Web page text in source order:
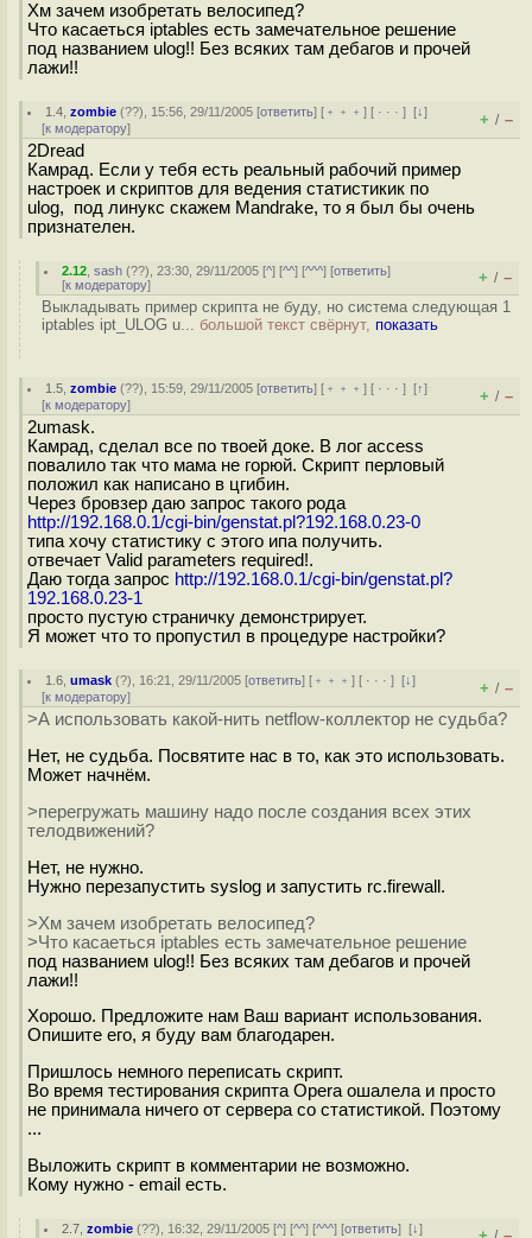
Хм зачем изобретать велосипед?
Что касаеться iptables есть замечательное решение
под названием ulog!! Без всяких там дебагов и прочей
лажи!!
1.4 ,zombie (??), 15:56, 29/11/2005 [ответить] [ ﹢﹢﹢] [ · · ·][↓]
[к модератору] + / –
2Dread
Камрад. Если у тебя есть реальный рабочий пример
настроек и скриптов для ведения статистикик по
ulog, под линукс скажем Mandrake, то я был бы очень
признателен.
2.12 ,sash (??), 23:30, 29/11/2005 [^] [^^] [^^^] [ответить]
[к модератору] + / –
Выкладывать пример скрипта не буду, но система следующая 1
iptables ipt_ULOG u... большой текст свёрнут, показать
1.5 ,zombie (??), 15:59, 29/11/2005 [ответить] [ ﹢﹢﹢] [ · · ·][↑]
[к модератору] + / –
2umask.
Камрад, сделал все по твоей доке. В лог access
повалило так что мама не горюй. Скрипт перловый
положил как написано в цгибин.
Через бровзер даю запрос такого рода
http://192.168.0.1/cgi-bin/genstat.pl?192.168.0.23-0
типа хочу статистику с этого ипа получить.
отвечает Valid parameters required!.
Даю тогда запрос http://192.168.0.1/cgi-bin/genstat.pl?
192.168.0.23-1
просто пустую страничку демонстрирует.
Я может что то пропустил в процедуре настройки?
1.6 ,umask (?), 16:21, 29/11/2005 [ответить] [ ﹢﹢﹢] [ · · ·][↓]
[к модератору] + / –
>А использовать какой-нить netflow-коллектор не судьба?
Нет, не судьба. Посвятите нас в то, как это использовать.
Может начнём.
>перегружать машину надо после создания всех этих
телодвижений?
Нет, не нужно.
Нужно перезапустить syslog и запустить rc.firewall.
>Хм зачем изобретать велосипед?
>Что касаеться iptables есть замечательное решение
под названием ulog!! Без всяких там дебагов и прочей
лажи!!
Хорошо. Предложите нам Ваш вариант использования.
Опишите его, я буду вам благодарен.
Пришлось немного переписать скрипт.
Во время тестирования скрипта Opera ошалела и просто
не принимала ничего от сервера со статистикой. Поэтому
...
Выложить скрипт в комментарии не возможно.
Кому нужно - email есть.
2.7 ,zombie (??), 16:32, 29/11/2005 [^] [^^] [^^^] [ответить][↓]